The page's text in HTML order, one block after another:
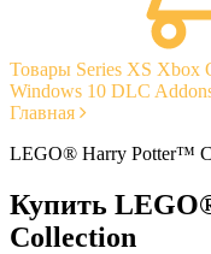
Товары Series XS Xbox
Windows 10 DLC
Главная
LEGO® Harry Potter™
Купить
Collection